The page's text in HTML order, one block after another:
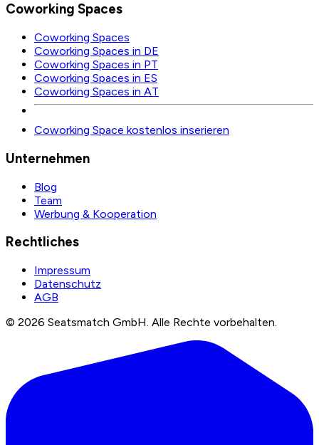
Coworking Spaces
Coworking Spaces
Coworking Spaces in DE
Coworking Spaces in PT
Coworking Spaces in ES
Coworking Spaces in AT
Coworking Space kostenlos inserieren
Unternehmen
Blog
Team
Werbung & Kooperation
Rechtliches
Impressum
Datenschutz
AGB
© 2026 Seatsmatch GmbH. Alle Rechte vorbehalten.